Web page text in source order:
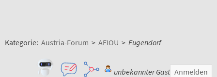
Kategorie: Austria-Forum > AEIOU > Eugendorf
unbekannter Gast Anmelden